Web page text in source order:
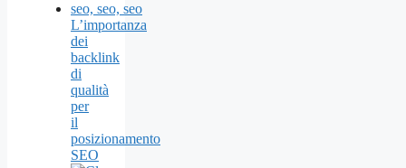
L’importanza
dei
backlink
di
qualità
per
il
posizionamento
SEO